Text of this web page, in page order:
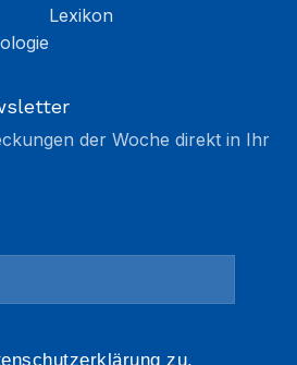
Lexikon
der Woche direkt in Ihr